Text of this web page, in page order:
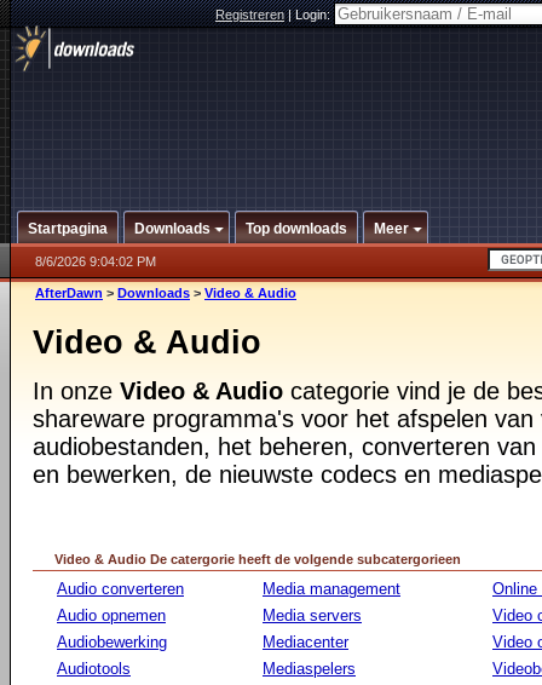
Registreren|Login:
Startpagina Downloads Top downloads Meer
8/6/2026 9:04:02 PM
AfterDawn > Downloads > Video & Audio
Video & Audio
In onze Video & Audio categorie vind je de
shareware programma's voor het afspelen van
audiobestanden, het beheren, converteren
en bewerken, de nieuwste codecs en
Video & Audio De catergorie heeft de volgende subcatergorieen
Audio converteren
Audio opnemen
Audiobewerking
Audiotools
Media management
Media servers
Mediacenter
Mediaspelers
Online
Video
Video